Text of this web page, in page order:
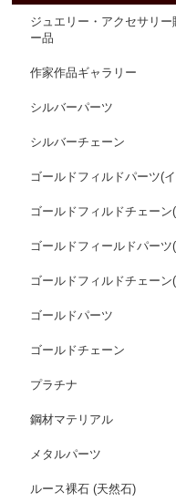
ジュエリー・アクセサリ
ー品
作家作品ギャラリー
シルバーパーツ
シルバーチェーン
ゴールドフィルドパーツ(
ゴールドフィルドチェーン
ゴールドフィールドパーツ
ゴールドフィルドチェーン
ゴールドパーツ
ゴールドチェーン
プラチナ
鋼材マテリアル
メタルパーツ
ルース裸石 (天然石)